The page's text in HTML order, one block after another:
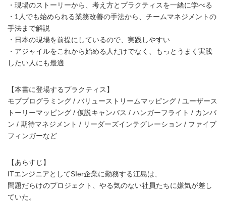
・現場のストーリーから、考え方とプラクティスを一緒に学べる
・1人でも始められる業務改善の手法から、チームマネジメントの
手法まで解説
・日本の現場を前提にしているので、実践しやすい
・アジャイルをこれから始める人だけでなく、もっとうまく実践
したい人にも最適
【本書に登場するプラクティス】
モブプログラミング / バリューストリームマッピング / ユーザース
トーリーマッピング / 仮説キャンバス / ハンガーフライト / カンバ
ン / 期待マネジメント / リーダーズインテグレーション / ファイブ
フィンガーなど
【あらすじ】
ITエンジニアとしてSIer企業に勤務する江島は、
問題だらけのプロジェクト、やる気のない社員たちに嫌気が差し
ていた。